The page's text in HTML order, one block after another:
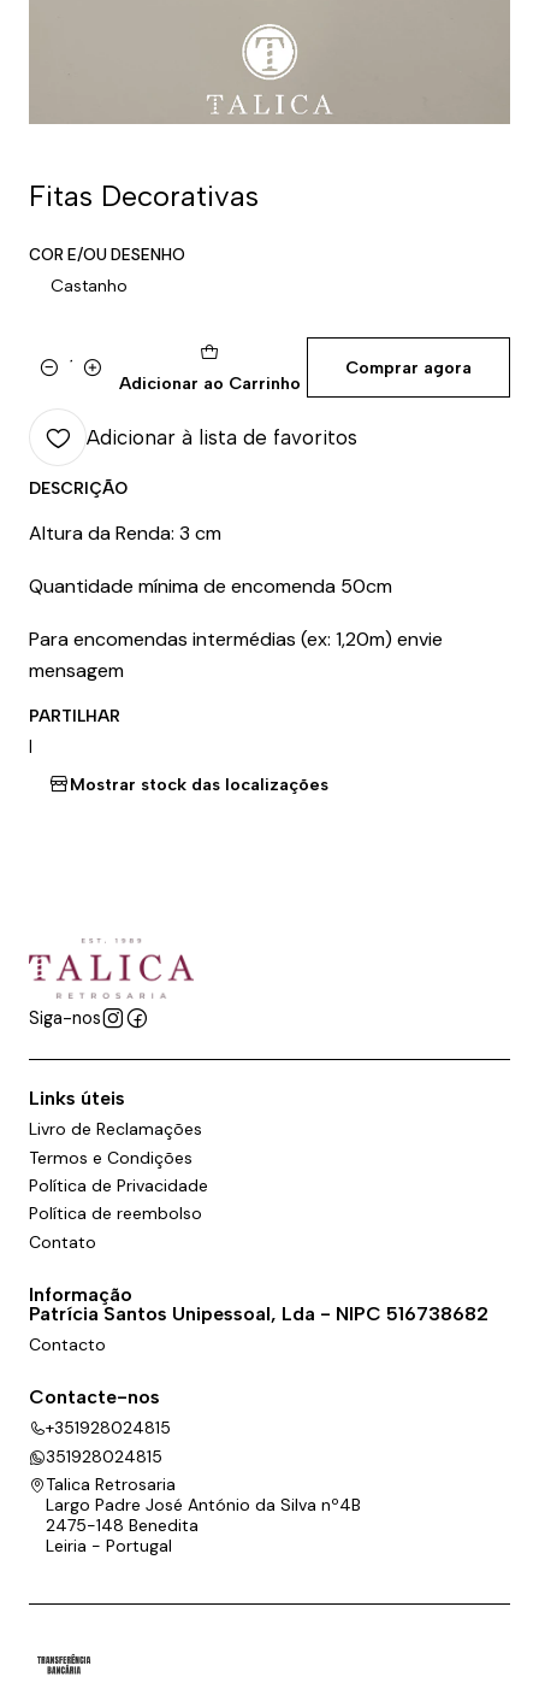
Fitas Decorativas
COR E/OU DESENHO
Castanho
QuantidadeAdicionar ao Carrinho
Comprar agora
Adicionar à lista de favoritos
DESCRIÇÃO
Altura da Renda: 3 cm
Quantidade mínima de encomenda 50cm
Para encomendas intermédias (ex: 1,20m) envie
mensagem
PARTILHAR
|
Mostrar stock das localizações
Siga-nos
Links úteis
Livro de Reclamações
Termos e Condições
Política de Privacidade
Política de reembolso
Contato
Informação
Patrícia Santos Unipessoal, Lda - NIPC 516738682
Contacto
Contacte-nos
+351928024815
351928024815
Talica Retrosaria
Largo Padre José António da Silva nº4B
2475-148 Benedita
Leiria - Portugal